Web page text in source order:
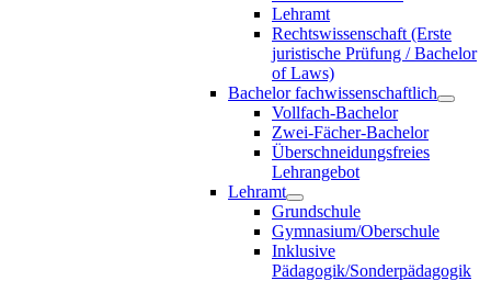
Lehramt
Rechtswissenschaft (Erste
juristische Prüfung / Bachelor
of Laws)
Bachelor fachwissenschaftlich
Vollfach-Bachelor
Zwei-Fächer-Bachelor
Überschneidungsfreies
Lehrangebot
Lehramt
Grundschule
Gymnasium/Oberschule
Inklusive
Pädagogik/Sonderpädagogik